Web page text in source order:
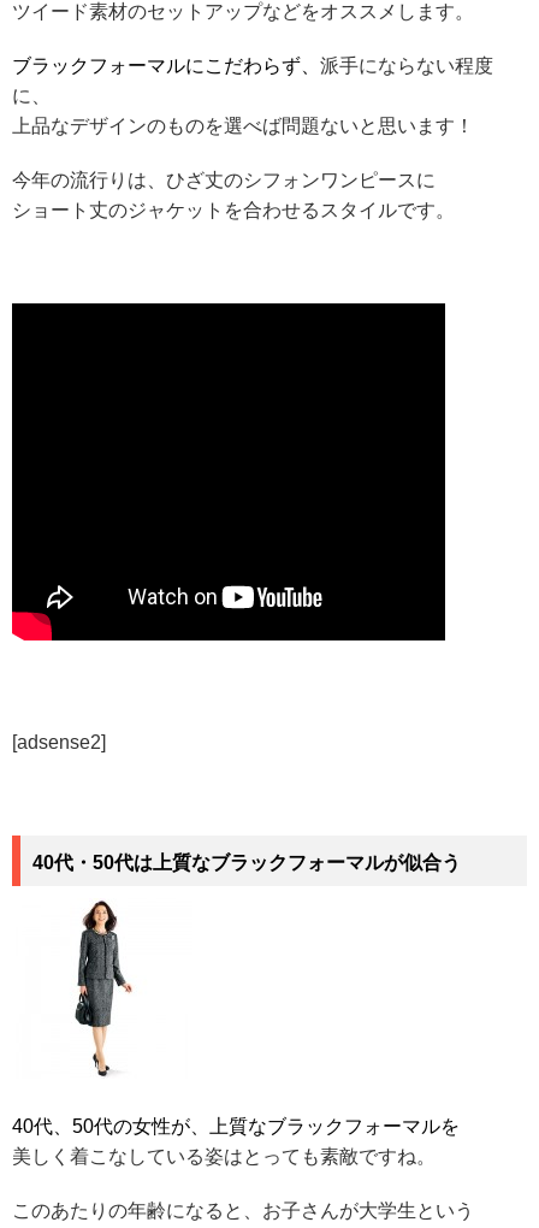
ツイード素材のセットアップなどをオススメします。
ブラックフォーマルにこだわらず、 派手にならない程度
に、
上品なデザインのものを選べば問題ないと思います！
今年の流行りは、ひざ丈のシフォンワンピースに
ショート丈のジャケットを合わせるスタイルです。
[adsense2]
40代・50代は上質なブラックフォーマルが似合う
40代、50代の女性が、上質なブラックフォーマルを
美しく着こなしている姿はとっても素敵ですね。
このあたりの年齢になると、お子さんが大学生という